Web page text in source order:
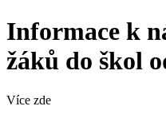
Informace k
žáků do škol
Více zde